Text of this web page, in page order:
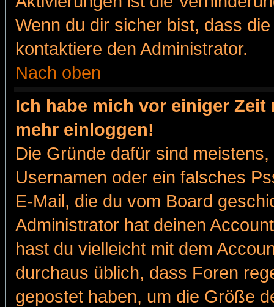
Wenn du dir sicher bist, dass
kontaktiere den Administrator.
Nach oben
Ich habe mich vor einiger
mehr einloggen!
Die Gründe dafür sind
Usernamen oder ein falsches
E-Mail, die du vom Board
Administrator hat deinen
hast du vielleicht mit dem
durchaus üblich, dass Foren
gepostet haben, um die Größe